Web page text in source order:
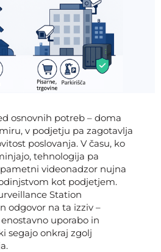
osnovnih potreb – doma
v podjetju pa zagotavlja
poslovanja. V času, ko
tehnologija pa
videonadzor nujna
kot podjetjem.
Station
odgovor na ta izziv –
uporabo in
segajo onkraj zgolj